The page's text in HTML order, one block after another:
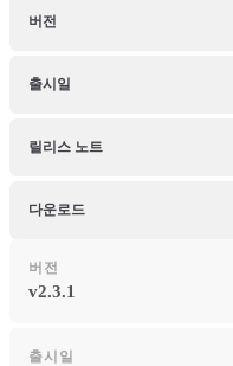
버전
출시일
릴리스 노트
다운로드
버전
v2.3.1
출시일